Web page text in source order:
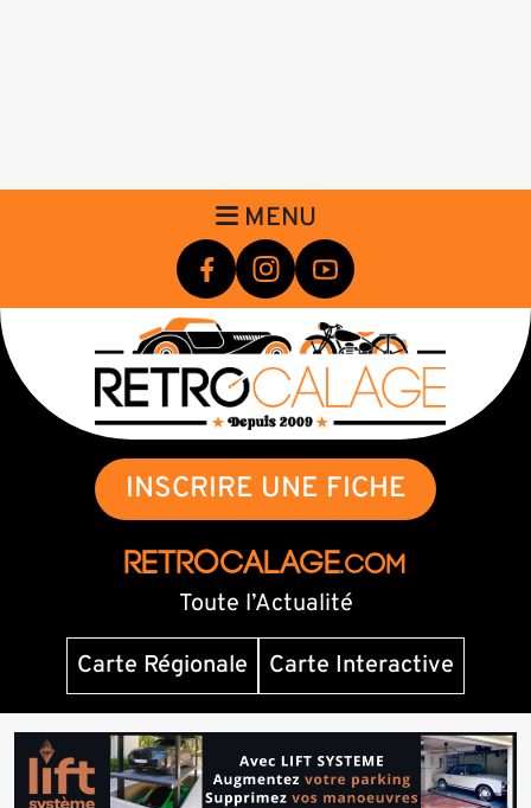
MENU
INSCRIRE UNE FICHE
RETROCALAGE.com
Toute l’Actualité
Carte Régionale
Carte Interactive